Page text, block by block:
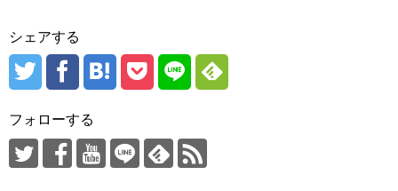
シェアする
フォローする